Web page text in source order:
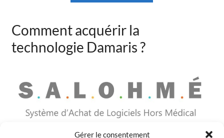
Gérer le consentement
Comment acquérir la
technologie Damaris ?